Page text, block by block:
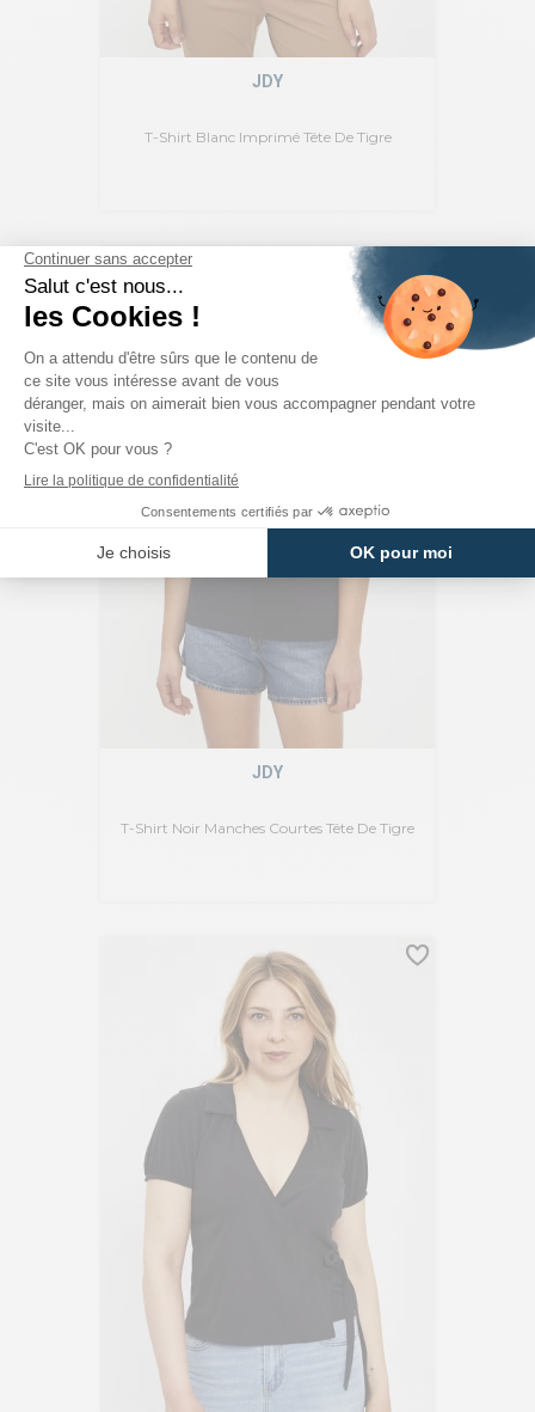
T-Shirt Blanc Imprimé Tête De Tigre
JDY
T-Shirt Noir Manches Courtes Tête De Tigre
JDY